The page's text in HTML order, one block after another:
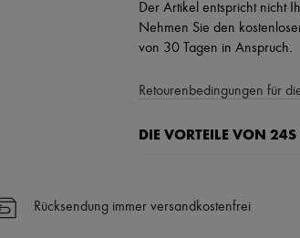
Der Artikel entspricht nicht
Nehmen Sie den
von 30 Tagen in Anspruch.
Retourenbedingungen für
DIE VORTEILE VON 24S
✓ Expresslieferung in über
Rücksendung immer versandkostenfrei